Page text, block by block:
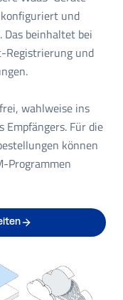
und
beinhaltet bei
Registrierung und
wahlweise ins
Empfängers. Für die
können
Programmen